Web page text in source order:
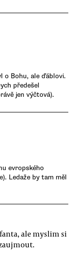
o Bohu, ale ďáblovi.
předešel
jen výčtová).
evropského
Ledaže by tam měl
ale myslim si